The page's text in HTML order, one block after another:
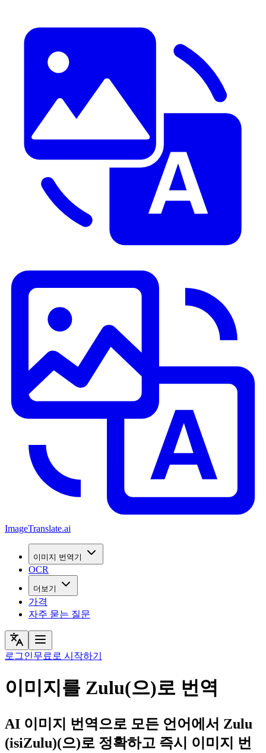
ImageTranslate.ai
이미지 번역기
OCR
더보기
가격
자주 묻는 질문
로그인무료로 시작하기
이미지를 Zulu(으)로 번역
AI 이미지 번역으로 모든 언어에서 Zulu
(isiZulu)(으)로 정확하고 즉시 이미지 번